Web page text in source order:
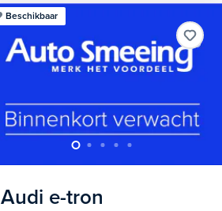
Beschikbaar
Audi e-tron